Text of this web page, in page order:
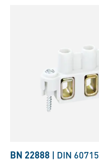
BN 22888 | DIN 60715